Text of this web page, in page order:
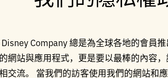
Company 總是為全球各地的會員
網站與應用程式，更是要以最棒的內容
交流。 當我們的訪客使用我們的網站和